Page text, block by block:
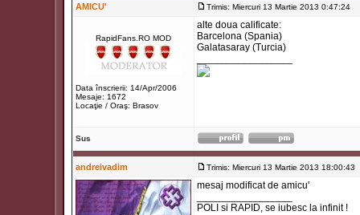
AMICU' Trimis: Miercuri 13 Martie 2013 0:47:24
RapidFans.RO MOD
Data înscrierii: 14/Apr/2006
Mesaje: 1672
Locaţie / Oraş: Brasov
alte doua calificate:
Barcelona (Spania)
Galatasaray (Turcia)
Sus
andreivadim Trimis: Miercuri 13 Martie 2013 18:00:43
mesaj modificat de amicu'
POLI si RAPID, se iubesc la infinit !